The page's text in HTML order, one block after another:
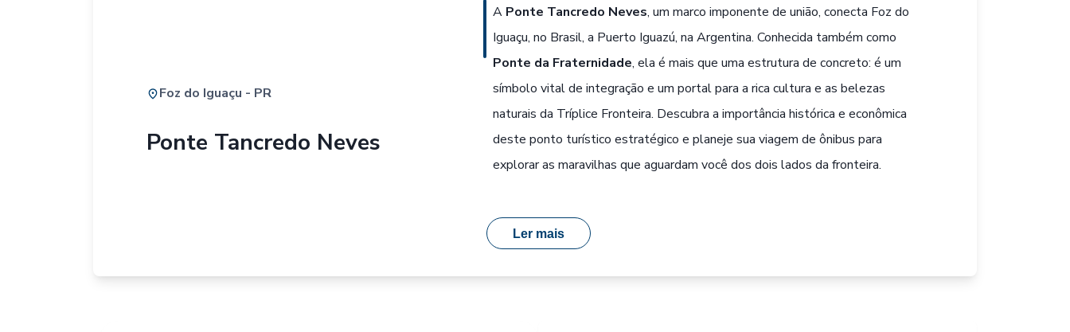
Foz do Iguaçu - PR
Ponte Tancredo Neves
A Ponte Tancredo Neves, um marco imponente de união, conecta Foz do
Iguaçu, no Brasil, a Puerto Iguazú, na Argentina. Conhecida também como
Ponte da Fraternidade, ela é mais que uma estrutura de concreto: é um
símbolo vital de integração e um portal para a rica cultura e as belezas
naturais da Tríplice Fronteira. Descubra a importância histórica e econômica
deste ponto turístico estratégico e planeje sua viagem de ônibus para
explorar as maravilhas que aguardam você dos dois lados da fronteira.
Ler mais